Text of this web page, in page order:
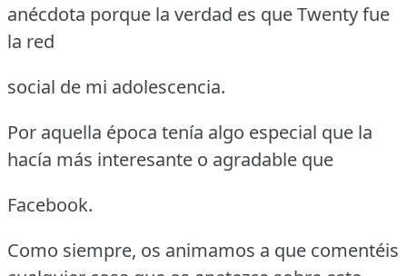
anécdota porque la verdad es que Twenty fue
la red
social de mi adolescencia.
Por aquella época tenía algo especial que la
hacía más interesante o agradable que
Facebook.
Como siempre, os animamos a que comentéis